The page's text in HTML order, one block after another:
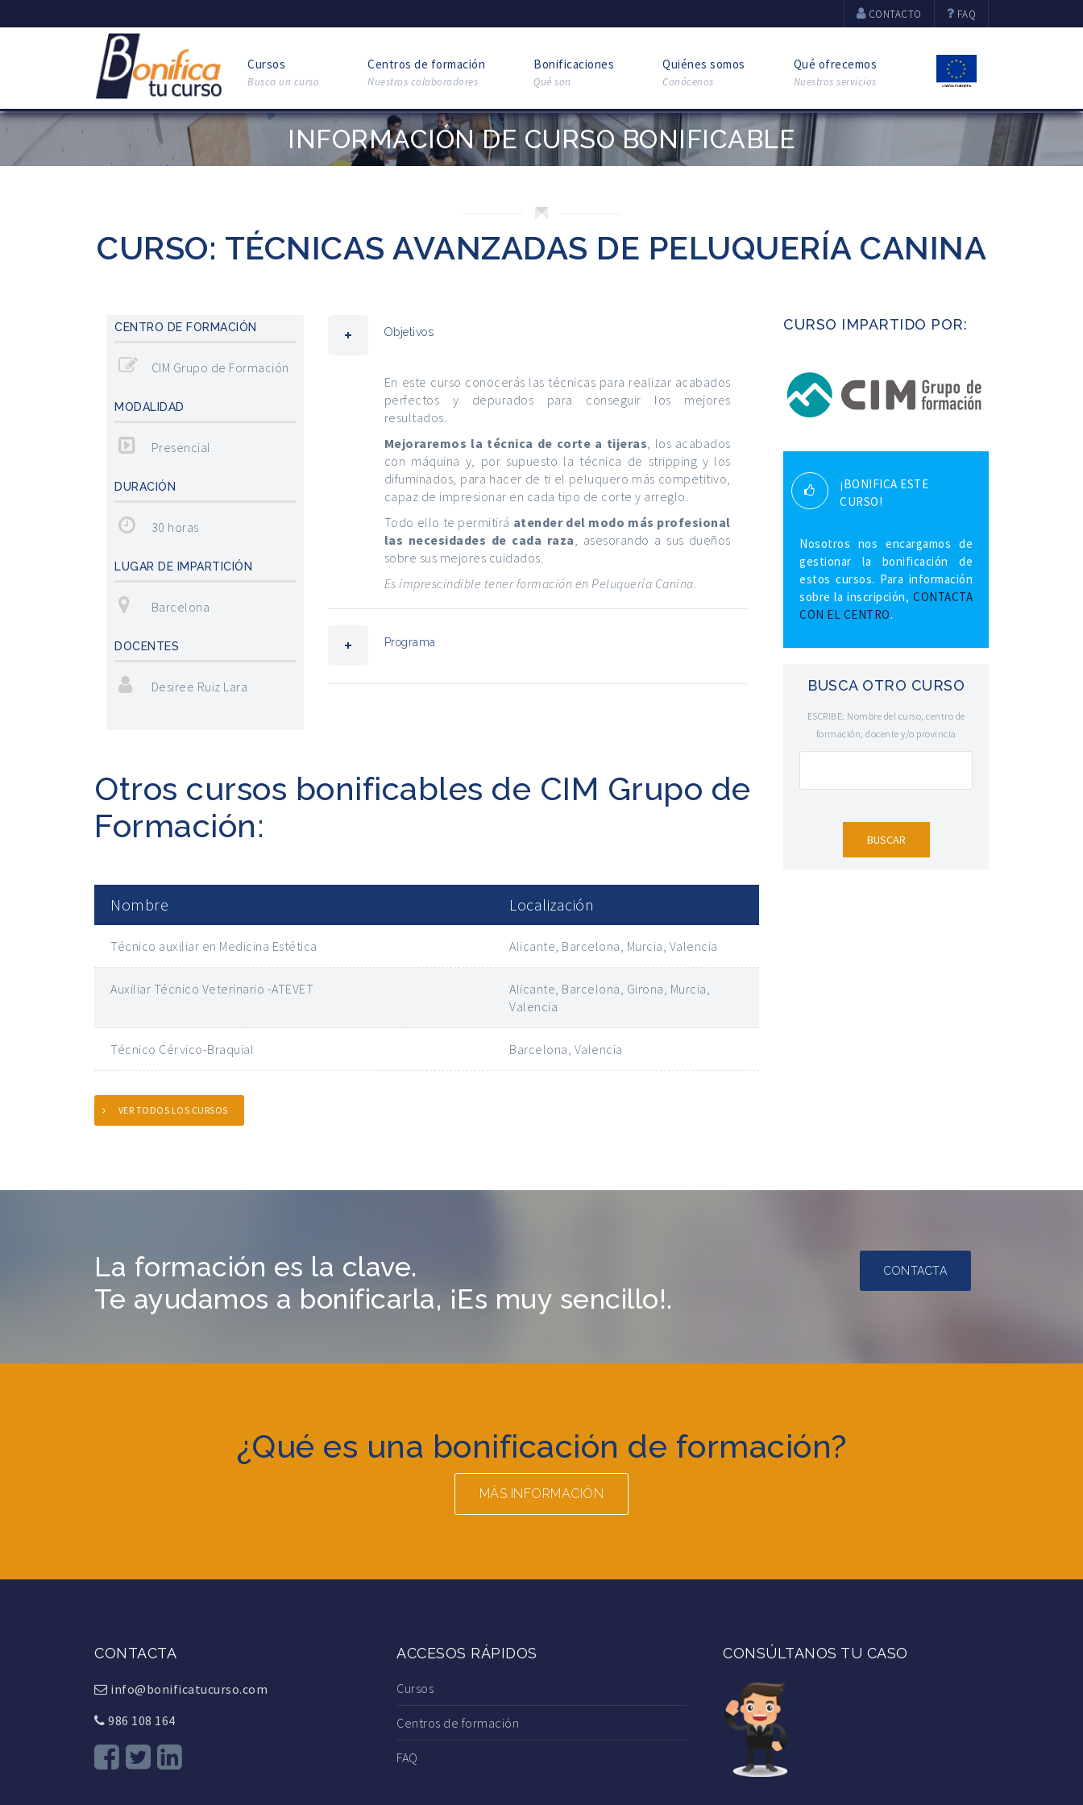
CONTACTO FAQ
Cursos
Busca un curso
Centros de formación
Nuestros colaboradores
Bonificaciones
Qué son
Quiénes somos
Conócenos
Qué ofrecemos
Nuestros servicios
INFORMACIÓN DE CURSO BONIFICABLE
CURSO: TÉCNICAS AVANZADAS DE PELUQUERÍA CANINA
CENTRO DE FORMACIÓN
CIM Grupo de Formación
MODALIDAD
Presencial
DURACIÓN
30 horas
LUGAR DE IMPARTICIÓN
Barcelona
DOCENTES
Desiree Ruiz Lara
Objetivos
En este curso conocerás las técnicas para realizar acabados
perfectos y depurados para conseguir los mejores
resultados.
Mejoraremos la técnica de corte a tijeras, los acabados
con máquina y, por supuesto la técnica de stripping y los
difuminados, para hacer de ti el peluquero más competitivo,
capaz de impresionar en cada tipo de corte y arreglo.
Todo ello te permitirá atender del modo más profesional
las necesidades de cada raza, asesorando a sus dueños
sobre sus mejores cuidados.
Es imprescindible tener formación en Peluquería Canina.
Programa
Otros cursos bonificables de CIM Grupo de
Formación:
Nombre Localización
Técnico auxiliar en Medicina Estética Alicante, Barcelona, Murcia, Valencia
Auxiliar Técnico Veterinario -ATEVET
Alicante, Barcelona, Girona, Murcia,
Valencia
Técnico Cérvico-Braquial Barcelona, Valencia
VER TODOS LOS CURSOS
CURSO IMPARTIDO POR:
¡BONIFICA ESTE
CURSO!
Nosotros nos encargamos de
gestionar la bonificación de
estos cursos. Para información
sobre la inscripción, CONTACTA
CON EL CENTRO.
BUSCA OTRO CURSO
ESCRIBE: Nombre del curso, centro de
formación, docente y/o provincia
La formación es la clave.
Te ayudamos a bonificarla, ¡Es muy sencillo!.
CONTACTA
¿Qué es una bonificación de formación?
MÁS INFORMACIÓN
CONTACTA
info@bonificatucurso.com
986 108 164
ACCESOS RÁPIDOS
Cursos
Centros de formación
FAQ
CONSÚLTANOS TU CASO